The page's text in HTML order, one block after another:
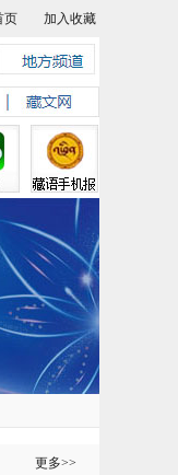
页 加入收藏
更多>>